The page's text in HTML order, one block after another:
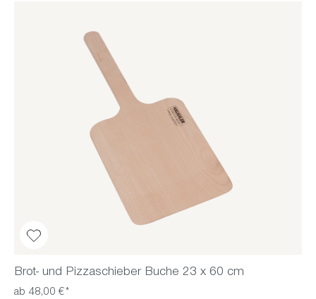
Brot- und Pizzaschieber Buche 23 x 60 cm
ab 48,00 €*